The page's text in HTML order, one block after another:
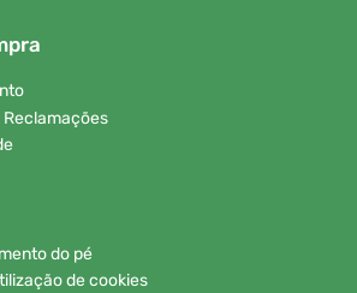
do pé
de cookies